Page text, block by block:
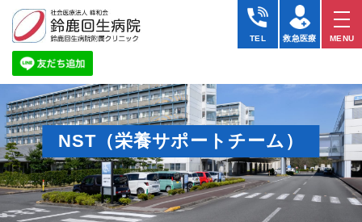
TEL 救急医療 MENU
NST（栄養サポートチーム）